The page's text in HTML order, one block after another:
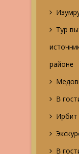
Тур
районе
В
Ирбит
В